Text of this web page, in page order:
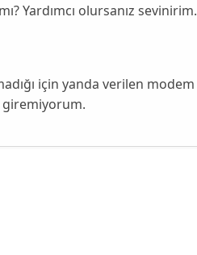
Yardımcı olursanız sevinirim.
için yanda verilen modem